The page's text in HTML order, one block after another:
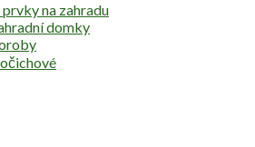
na zahradu
domky